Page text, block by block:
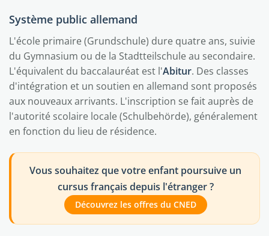
Système public allemand
L'école primaire (Grundschule) dure quatre ans, suivie
du Gymnasium ou de la Stadtteilschule au secondaire.
L'équivalent du baccalauréat est l'Abitur. Des classes
d'intégration et un soutien en allemand sont proposés
aux nouveaux arrivants. L'inscription se fait auprès de
l'autorité scolaire locale (Schulbehörde), généralement
en fonction du lieu de résidence.
Vous souhaitez que votre enfant poursuive un
cursus français depuis l'étranger ?
Découvrez les offres du CNED